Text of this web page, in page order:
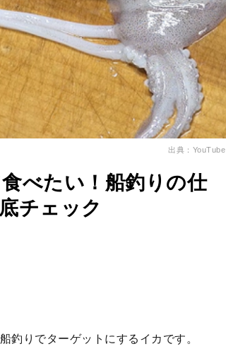
出典：YouTube
べたい！船釣りの仕
チェック
釣りでターゲットにするイカです。